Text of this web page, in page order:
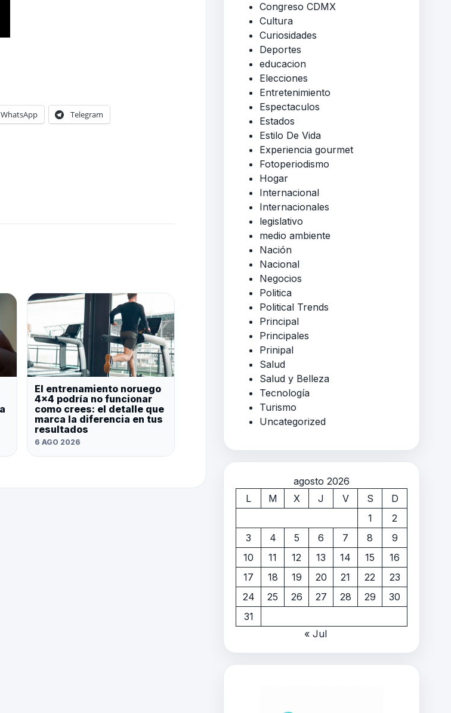
WhatsApp Telegram
El entrenamiento noruego
4×4 podría no funcionar
como crees: el detalle que
marca la diferencia en tus
resultados
6 AGO 2026
Congreso CDMX
Cultura
Curiosidades
Deportes
educacion
Elecciones
Entretenimiento
Espectaculos
Estados
Estilo De Vida
Experiencia gourmet
Fotoperiodismo
Hogar
Internacional
Internacionales
legislativo
medio ambiente
Nación
Nacional
Negocios
Politica
Political Trends
Principal
Principales
Prinipal
Salud
Salud y Belleza
Tecnología
Turismo
Uncategorized
agosto 2026
L
M X J V S
D
1
2
3
4 5 6 7 8
9
10
11 12 13 14 15
16
17
18 19 20 21 22
23
24
25 26 27 28 29
30
31
« Jul